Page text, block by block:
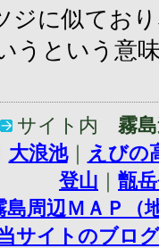
ジに似てお
うという意
サイト内 霧
大浪池｜ えびの
登山 ｜ 甑
島周辺ＭＡＰ（
サイトのブロ